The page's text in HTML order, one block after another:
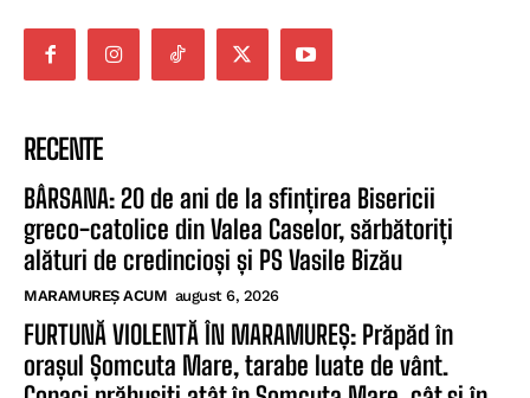
RECENTE
BÂRSANA: 20 de ani de la sfințirea Bisericii
greco-catolice din Valea Caselor, sărbătoriți
alături de credincioși și PS Vasile Bizău
MARAMUREȘ ACUM august 6, 2026
FURTUNĂ VIOLENTĂ ÎN MARAMUREȘ: Prăpăd în
orașul Șomcuta Mare, tarabe luate de vânt.